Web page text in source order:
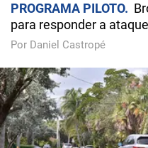
PROGRAMA PILOTO
para responder a
Por Daniel Castropé